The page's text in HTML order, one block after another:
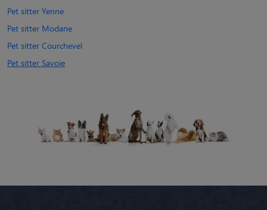
Pet sitter Yenne
Pet sitter Modane
Pet sitter Courchevel
Pet sitter Savoie